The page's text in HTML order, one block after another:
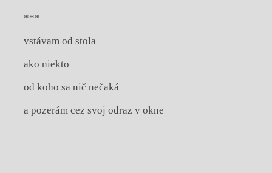
***
vstávam od stola
ako niekto
od koho sa nič nečaká
a pozerám cez svoj odraz v okne